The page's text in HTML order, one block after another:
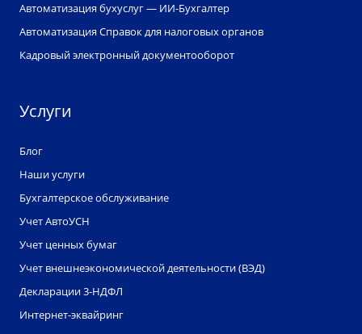
Автоматизация бухуслуг — ИИ-Бухгалтер
Автоматизация Справок для налоговых органов
Кадровый электронный документооборот
Услуги
Блог
Наши услуги
Бухгалтерское обслуживание
Учет АвтоУСН
Учет ценных бумаг
Учет внешнеэкономической деятельности (ВЭД)
Декларации 3-НДФЛ
Интернет-эквайринг